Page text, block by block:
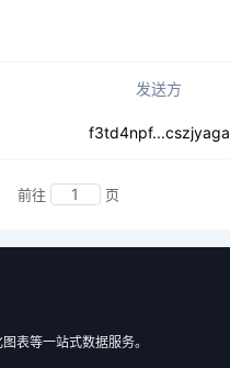
发送方
f3td4npf...cszjyaga
前往 页
表等一站式数据服务。